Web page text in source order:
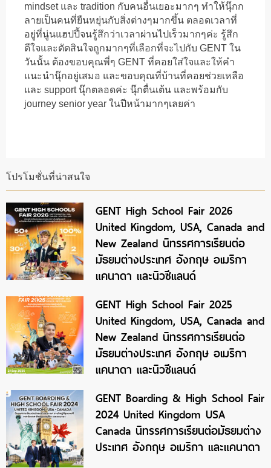
mindset และ tradition กับคนอื่นเยอะมากๆ ทำให้นุ๊กก
ลายเป็นคนที่ยืนหยุ่นกับสิ่งต่างๆมากขึ้น ตลอดเวลาที่
อยู่ที่นู่นแฮปปี้จนรู้สึกว่าเวลาผ่านไปเร็วมากๆค่ะ รู้สึก
ดีใจและตัดสินใจถูกมากๆที่เลือกที่จะไปกับ GENT ใน
วันนั้น ต้องขอบคุณพี่ๆ GENT ที่คอยใส่ใจและให้คำ
แนะนำนุ๊กอยู่เสมอ และขอบคุณที่บ้านที่คอยช่วยเหลือ
และ support นุ๊กตลอดค่ะ นุ๊กตื่นเต้น และพร้อมกับ
journey senior year ในปีหน้ามากๆเลยค่า
โปรโมชั่นที่น่าสนใจ
GENT High School Fair 2026
United Kingdom, USA, Canada and
New Zealand นิทรรศการเรียนต่อ
มัธยมต่างประเทศ อังกฤษ อเมริกา
แคนาดา และนิวซีแลนด์
GENT High School Fair 2025
United Kingdom, USA, Canada and
New Zealand นิทรรศการเรียนต่อ
มัธยมต่างประเทศ อังกฤษ อเมริกา
แคนาดา และนิวซีแลนด์
GENT Boarding & High School Fair
2024 United Kingdom USA
Canada นิทรรศการเรียนต่อมัธยมต่าง
ประเทศ อังกฤษ อเมริกา และแคนาดา